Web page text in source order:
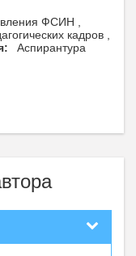
ФСИН ,
кадров ,
Аспирантура